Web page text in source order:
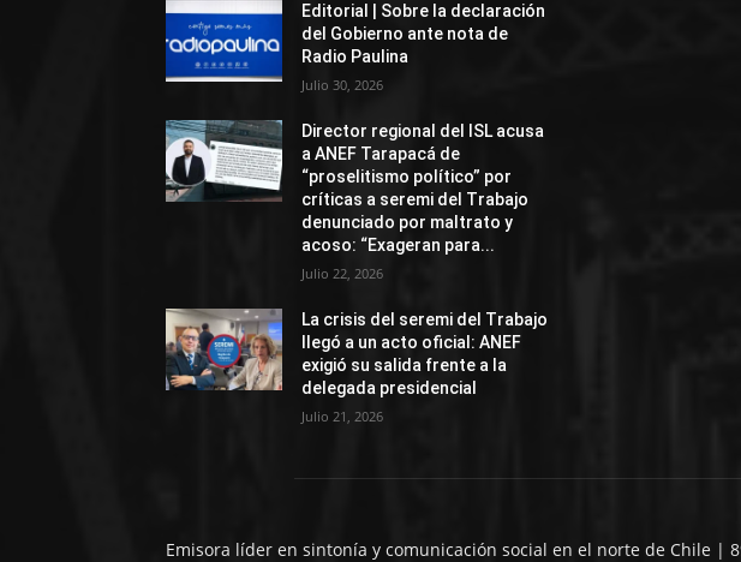
Editorial | Sobre la declaración
del Gobierno ante nota de
Radio Paulina
Julio 30, 2026
Director regional del ISL acusa
a ANEF Tarapacá de
“proselitismo político” por
críticas a seremi del Trabajo
denunciado por maltrato y
acoso: “Exageran para...
Julio 22, 2026
La crisis del seremi del Trabajo
llegó a un acto oficial: ANEF
exigió su salida frente a la
delegada presidencial
Julio 21, 2026
Emisora líder en sintonía y comunicación social en el norte de Chile |